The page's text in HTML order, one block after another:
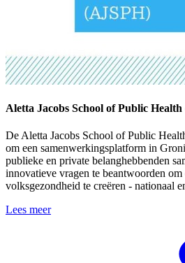
Aletta Jacobs School of Public
De Aletta Jacobs School of Public
om een samenwerkingsplatform in
publieke en private belanghebbenden
innovatieve vragen te beantwoorden om
volksgezondheid te creëren - nationaal
Lees meer